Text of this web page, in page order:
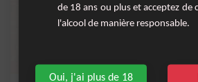
de 18 ans ou plus et acceptez de
l'alcool de manière responsable.
Oui, j'ai plus de 18